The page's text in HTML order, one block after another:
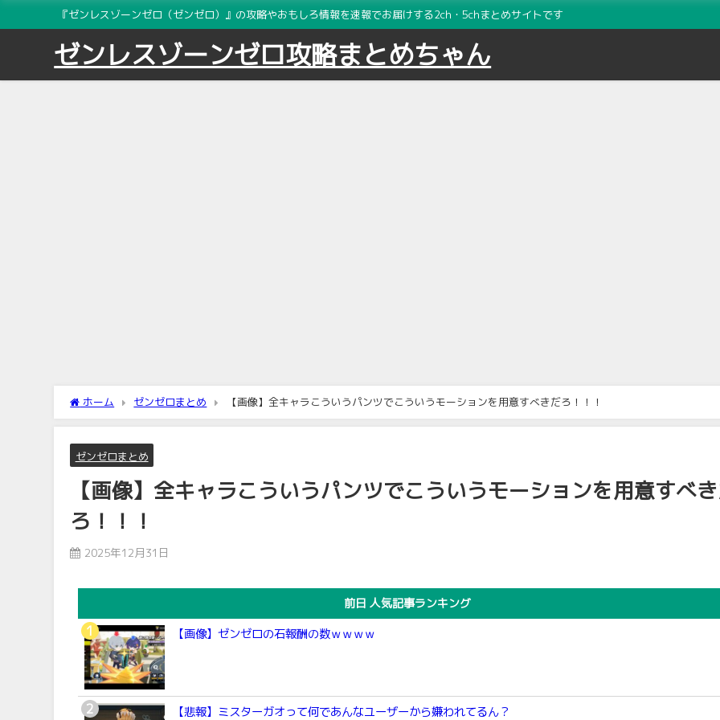
『ゼンレスゾーンゼロ（ゼンゼロ）』の攻略やおもしろ情報を速報でお届けする2ch・5chまとめサイトです
ゼンレスゾーンゼロ攻略まとめちゃん
ホーム ゼンゼロまとめ 【画像】全キャラこういうパンツでこういうモーションを用意すべきだろ！！！
ゼンゼロまとめ
【画像】全キャラこういうパンツでこういうモーションを用意すべ
ろ！！！
2025年12月31日
前日 人気記事ランキング
【画像】ゼンゼロの石報酬の数ｗｗｗｗ
【悲報】ミスターガオって何であんなユーザーから嫌われてるん？